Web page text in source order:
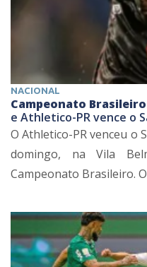
NACIONAL
Campeonato
e Athletico-PR vence o
O Athletico-PR venceu o
domingo, na Vila
Campeonato Brasileiro.